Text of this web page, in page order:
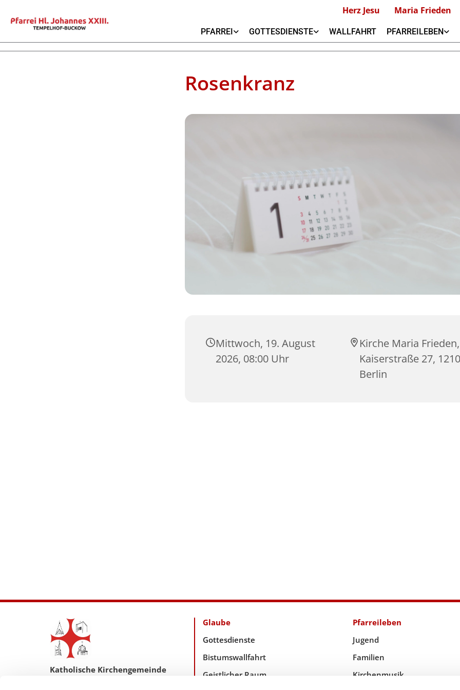
Herz Jesu Maria Frieden
PFARREI GOTTESDIENSTE WALLFAHRT PFARREILEBEN
Rosenkranz
Mittwoch, 19. August
2026, 08:00 Uhr
Kirche Maria Frieden,
Kaiserstraße 27,
Berlin
Katholische Kirchengemeinde
Glaube
Gottesdienste
Bistumswallfahrt
Geistlicher Raum
Pfarreileben
Jugend
Familien
Kirchenmusik